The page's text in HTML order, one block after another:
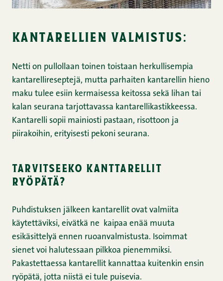
kantarellien valmistus:
Netti on pullollaan toinen toistaan herkullisempia
kantarellireseptejä, mutta parhaiten kantarellin hieno
maku tulee esiin kermaisessa keitossa sekä lihan tai
kalan seurana tarjottavassa kantarellikastikkeessa.
Kantarelli sopii mainiosti pastaan, risottoon ja
piirakoihin, erityisesti pekoni seurana.
tarvitseeko kanttarellit
ryöpätä?
Puhdistuksen jälkeen kantarellit ovat valmiita
käytettäviksi, eivätkä ne kaipaa enää muuta
esikäsittelyä ennen ruoanvalmistusta. Isoimmat
sienet voi halutessaan pilkkoa pienemmiksi.
Pakastettaessa kantarellit kannattaa kuitenkin ensin
ryöpätä, jotta niistä ei tule puisevia.